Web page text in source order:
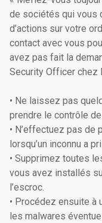
de sociétés qui vous
d’actions sur votre
contact avec vous
avez pas fait la
Security Officer chez
• Ne laissez pas
prendre le contrôle
• N’effectuez pas de
lorsqu’un inconnu a
• Supprimez toutes
vous avez installés
l’escroc.
• Procédez ensuite à
les malwares